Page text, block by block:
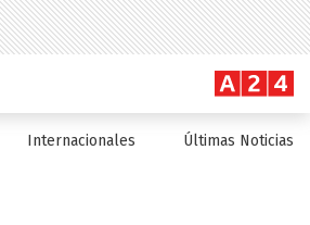
Internacionales Últimas Noticias